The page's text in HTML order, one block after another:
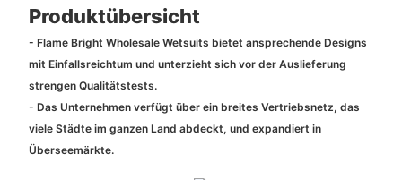
Produktübersicht
- Flame Bright Wholesale Wetsuits bietet ansprechende Designs
mit Einfallsreichtum und unterzieht sich vor der Auslieferung
strengen Qualitätstests.
- Das Unternehmen verfügt über ein breites Vertriebsnetz, das
viele Städte im ganzen Land abdeckt, und expandiert in
Überseemärkte.